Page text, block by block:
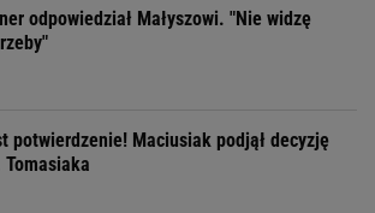
odpowiedział Małyszowi. "Nie widzę
potwierdzenie! Maciusiak podjął decyzję
Tomasiaka